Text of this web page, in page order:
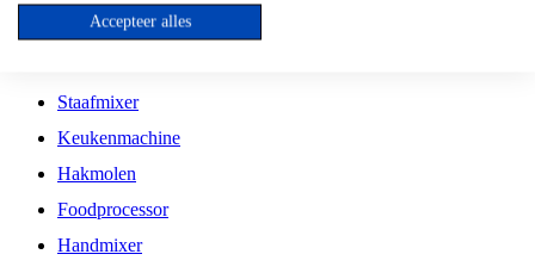
Inbouw Keramische Kookplaat
Kookplaat Accessoires
Staafmixer
Keukenmachine
Hakmolen
Foodprocessor
Handmixer
Accepteer alles